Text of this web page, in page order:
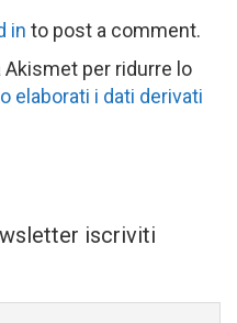
in to post a comment.
per ridurre lo
elaborati i dati derivati
iscriviti